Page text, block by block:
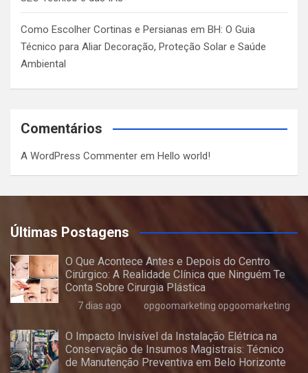
Como Escolher Cortinas e Persianas em BH: O Guia
Técnico para Aliar Decoração, Proteção Solar e Saúde
Ambiental
Comentários
A WordPress Commenter em Hello world!
Últimas Postagens
O Que Acontece Antes e Depois do Centro
Cirúrgico: A Realidade Clínica que Ninguém Te
Conta Sobre Cirurgia Plástica
7 dias ago opgoomarketing opgoomarketing
O Impacto Invisível da Instalação Elétrica na
Conservação de Insumos Magistrais: Técnico
de Manutenção Preventiva em Belo Horizonte